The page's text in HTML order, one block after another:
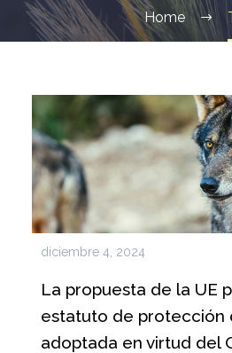
Home
diciembre 4, 2024
La propuesta de la UE
estatuto de protección
adoptada en virtud del